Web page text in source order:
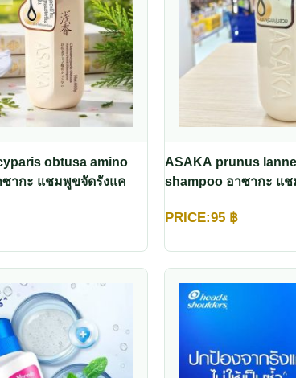
obtusa amino
ากะ แชมพูขจัดรังแค
ASAKA prunus
shampoo อาซากะ แ
PRICE:95 ฿